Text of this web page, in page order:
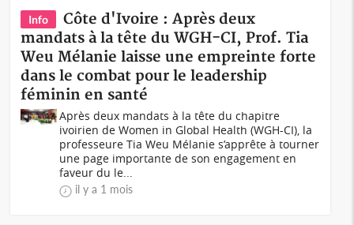
Info
Côte d'Ivoire : Après deux
mandats à la tête du WGH-CI, Prof. Tia
Weu Mélanie laisse une empreinte forte
dans le combat pour le leadership
féminin en santé
Après deux mandats à la tête du chapitre
ivoirien de Women in Global Health (WGH-CI), la
professeure Tia Weu Mélanie s’apprête à tourner
une page importante de son engagement en
faveur du le...
il y a 1 mois